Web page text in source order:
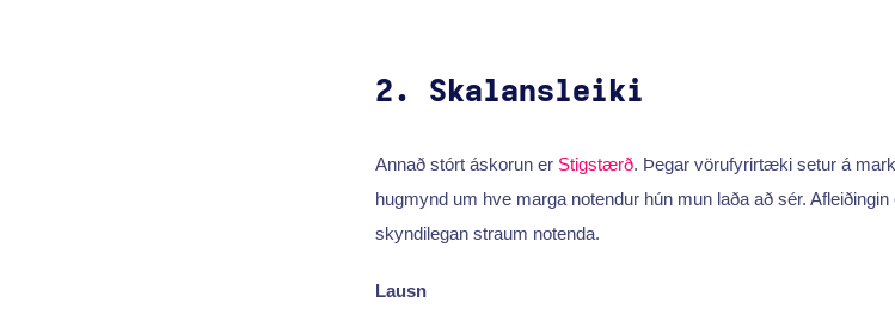
2. Skalansleiki
Annað stórt áskorun er Stigstærð. Þegar vörufyrirtæki setur á
hugmynd um hve marga notendur hún mun laða að sér.
skyndilegan straum notenda.
Lausn